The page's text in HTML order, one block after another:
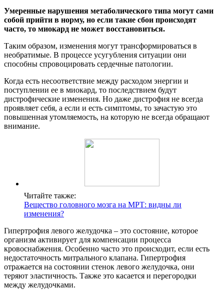
Умеренные нарушения метаболического типа могут сами
собой прийти в норму, но если такие сбои происходят
часто, то миокард не может восстановиться.
Таким образом, изменения могут трансформироваться в
необратимые. В процессе усугубления ситуации они
способны спровоцировать сердечные патологии.
Когда есть несоответствие между расходом энергии и
поступлении ее в миокард, то последствием будут
дистрофические изменения. Но даже дистрофия не всегда
проявляет себя, а если и есть симптомы, то зачастую это
повышенная утомляемость, на которую не всегда обращают
внимание.
Читайте также:
Вещество головного мозга на МРТ: видны ли
изменения?
Гипертрофия левого желудочка – это состояние, которое
организм активирует для компенсации процесса
кровоснабжения. Особенно часто это происходит, если есть
недостаточность митрального клапана. Гипертрофия
отражается на состоянии стенок левого желудочка, они
теряют эластичность. Также это касается и перегородки
между желудочками.